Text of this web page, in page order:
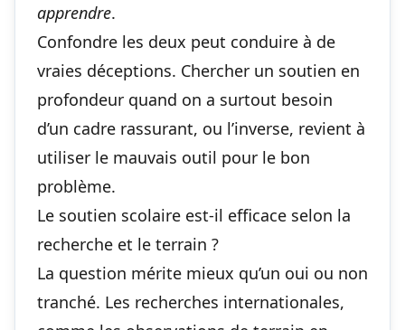
apprendre.
Confondre les deux peut conduire à de
vraies déceptions. Chercher un soutien en
profondeur quand on a surtout besoin
d’un cadre rassurant, ou l’inverse, revient à
utiliser le mauvais outil pour le bon
problème.
Le soutien scolaire est-il efficace selon la
recherche et le terrain ?
La question mérite mieux qu’un oui ou non
tranché. Les recherches internationales,